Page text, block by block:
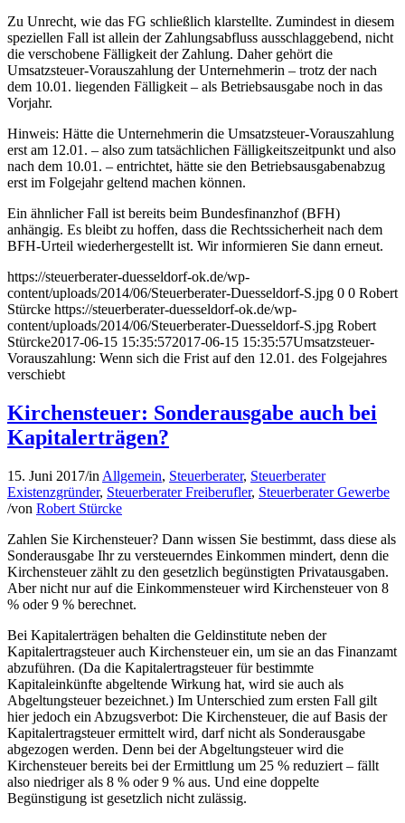
Zu Unrecht, wie das FG schließlich klarstellte. Zumindest in diesem
speziellen Fall ist allein der Zahlungsabfluss ausschlaggebend, nicht
die verschobene Fälligkeit der Zahlung. Daher gehört die
Umsatzsteuer-Vorauszahlung der Unternehmerin – trotz der nach
dem 10.01. liegenden Fälligkeit – als Betriebsausgabe noch in das
Vorjahr.
Hinweis: Hätte die Unternehmerin die Umsatzsteuer-Vorauszahlung
erst am 12.01. – also zum tatsächlichen Fälligkeitszeitpunkt und also
nach dem 10.01. – entrichtet, hätte sie den Betriebsausgabenabzug
erst im Folgejahr geltend machen können.
Ein ähnlicher Fall ist bereits beim Bundesfinanzhof (BFH)
anhängig. Es bleibt zu hoffen, dass die Rechtssicherheit nach dem
BFH-Urteil wiederhergestellt ist. Wir informieren Sie dann erneut.
https://steuerberater-duesseldorf-ok.de/wp-
content/uploads/2014/06/Steuerberater-Duesseldorf-S.jpg 0 0 Robert
Stürcke https://steuerberater-duesseldorf-ok.de/wp-
content/uploads/2014/06/Steuerberater-Duesseldorf-S.jpg Robert
Stürcke2017-06-15 15:35:572017-06-15 15:35:57Umsatzsteuer-
Vorauszahlung: Wenn sich die Frist auf den 12.01. des Folgejahres
verschiebt
Kirchensteuer: Sonderausgabe auch bei
Kapitalerträgen?
15. Juni 2017/in Allgemein, Steuerberater, Steuerberater
Existenzgründer, Steuerberater Freiberufler, Steuerberater Gewerbe
/von Robert Stürcke
Zahlen Sie Kirchensteuer? Dann wissen Sie bestimmt, dass diese als
Sonderausgabe Ihr zu versteuerndes Einkommen mindert, denn die
Kirchensteuer zählt zu den gesetzlich begünstigten Privatausgaben.
Aber nicht nur auf die Einkommensteuer wird Kirchensteuer von 8
% oder 9 % berechnet.
Bei Kapitalerträgen behalten die Geldinstitute neben der
Kapitalertragsteuer auch Kirchensteuer ein, um sie an das Finanzamt
abzuführen. (Da die Kapitalertragsteuer für bestimmte
Kapitaleinkünfte abgeltende Wirkung hat, wird sie auch als
Abgeltungsteuer bezeichnet.) Im Unterschied zum ersten Fall gilt
hier jedoch ein Abzugsverbot: Die Kirchensteuer, die auf Basis der
Kapitalertragsteuer ermittelt wird, darf nicht als Sonderausgabe
abgezogen werden. Denn bei der Abgeltungsteuer wird die
Kirchensteuer bereits bei der Ermittlung um 25 % reduziert – fällt
also niedriger als 8 % oder 9 % aus. Und eine doppelte
Begünstigung ist gesetzlich nicht zulässig.